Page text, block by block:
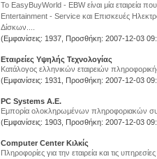
To EasyBuyWorld - EBW είναι μία εταιρεία
Entertainment - Service και Επισκευές
Δίσκων....
(Εμφανίσεις: 1937, Προσθήκη: 2007-12-03
Εταιρείες Υψηλής Τεχνολογίας
Κατάλογος ελληνικών εταιρειών
(Εμφανίσεις: 1931, Προσθήκη: 2007-12-03
PC Systems A.E.
Εμπορία ολοκληρωμένων πληροφοριακών
(Εμφανίσεις: 1903, Προσθήκη: 2007-12-03
Computer Center Κιλκίς
Πληροφορίες για την εταιρεία και τις